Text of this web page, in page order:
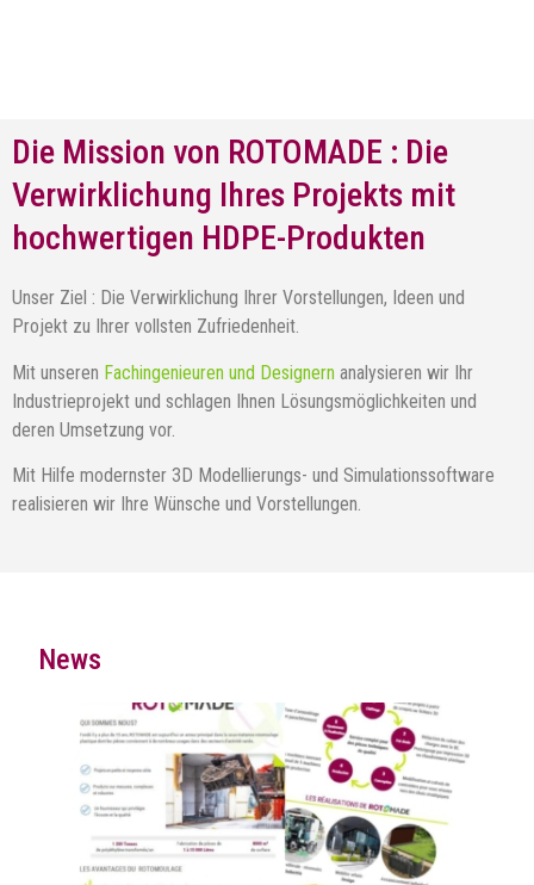
Die Mission von ROTOMADE : Die
Verwirklichung Ihres Projekts mit
hochwertigen HDPE-Produkten
Unser Ziel : Die Verwirklichung Ihrer Vorstellungen, Ideen und
Projekt zu Ihrer vollsten Zufriedenheit.
Mit unseren Fachingenieuren und Designern analysieren wir Ihr
Industrieprojekt und schlagen Ihnen Lösungsmöglichkeiten und
deren Umsetzung vor.
Mit Hilfe modernster 3D Modellierungs- und Simulationssoftware
realisieren wir Ihre Wünsche und Vorstellungen.
News